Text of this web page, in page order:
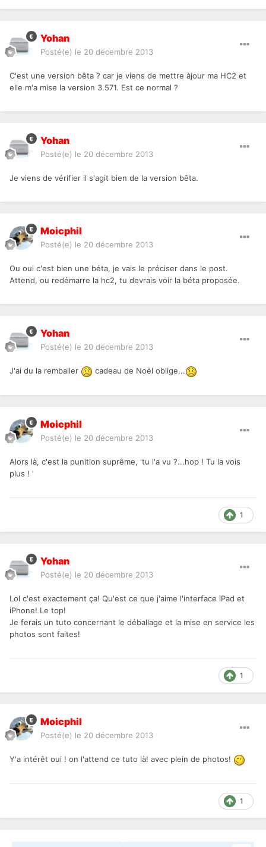
Yohan
Posté(e) le 20 décembre 2013
C'est une version bêta ? car je viens de mettre àjour ma HC2 et
elle m'a mise la version 3.571. Est ce normal ?
Yohan
Posté(e) le 20 décembre 2013
Je viens de vérifier il s'agit bien de la version bêta.
Moicphil
Posté(e) le 20 décembre 2013
Ou oui c'est bien une béta, je vais le préciser dans le post.
Attend, ou redémarre la hc2, tu devrais voir la béta proposée.
Yohan
Posté(e) le 20 décembre 2013
J'ai du la remballer cadeau de Noël oblige...
Moicphil
Posté(e) le 20 décembre 2013
Alors là, c'est la punition suprême, 'tu l'a vu ?...hop ! Tu la vois
plus ! '
1
Yohan
Posté(e) le 20 décembre 2013
Lol c'est exactement ça! Qu'est ce que j'aime l'interface iPad et
iPhone! Le top!
Je ferais un tuto concernant le déballage et la mise en service les
photos sont faites!
1
Moicphil
Posté(e) le 20 décembre 2013
Y'a intérêt oui ! on l'attend ce tuto là! avec plein de photos!
1